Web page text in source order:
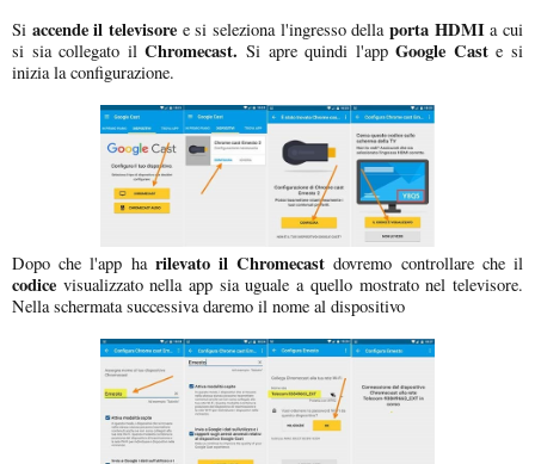
Si accende il televisore e si seleziona l'ingresso dellaporta HDMIa cui
si sia collegato ilChromecast. Si apre quindi l'appGoogle Caste si
inizia la configurazione.
Dopo che l'app ha rilevato il Chromecast dovremo controllare che il
codice visualizzato nella app sia uguale a quello mostrato nel televisore.
Nella schermata successiva daremo il nome al dispositivo